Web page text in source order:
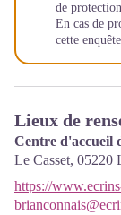
de
En cas de
cette enquête
Lieux de
Centre d'accueil
Le Casset, 05220
https://